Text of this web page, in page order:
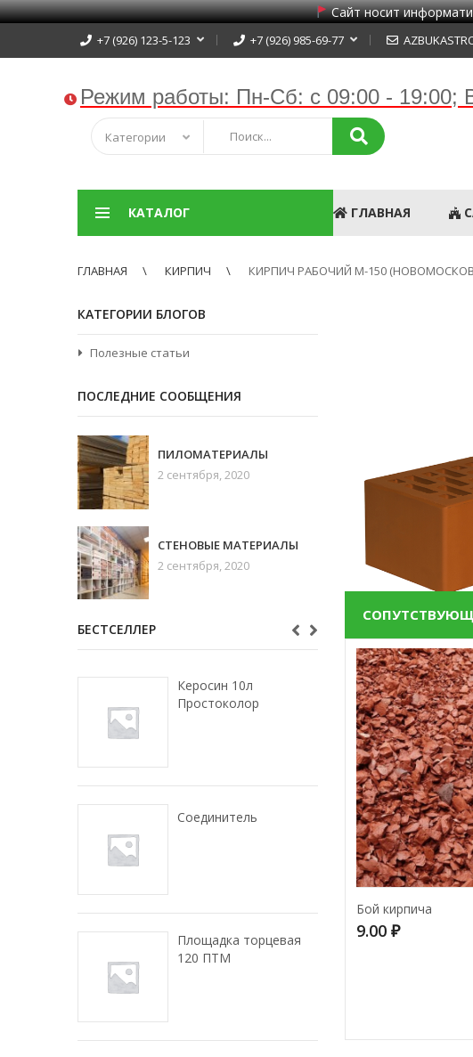
Сайт носит
+7 (926) 123-5-123 +7 (926) 985-69-77
Режим работы: Пн-Сб: с 09:00 - 19:00;
Категории
КАТАЛОГ ГЛАВНАЯ
ГЛАВНАЯ КИРПИЧ КИРПИЧ РАБОЧИЙ М-150
Бой кирпича
9.00₽
КАТЕГОРИИ БЛОГОВ
Полезные статьи
ПОСЛЕДНИЕ СООБЩЕНИЯ
ПИЛОМАТЕРИАЛЫ
2 сентября, 2020
СТЕНОВЫЕ МАТЕРИАЛЫ
2 сентября, 2020
БЕСТСЕЛЛЕР
Керосин 10л
Простоколор
Соединитель
Площадка торцевая
120 ПТМ
115 ПТМ
Бензин